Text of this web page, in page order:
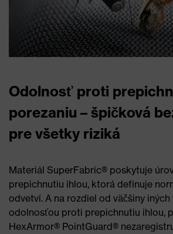
Odolnosť proti
porezaniu – špičková
pre všetky riziká
Materiál SuperFabric® poskytuje
prepichnutiu ihlou, ktorá definuje
odvetví. A na rozdiel od väčšiny
odolnosťou proti prepichnutiu ihlou,
HexArmor® PointGuard®